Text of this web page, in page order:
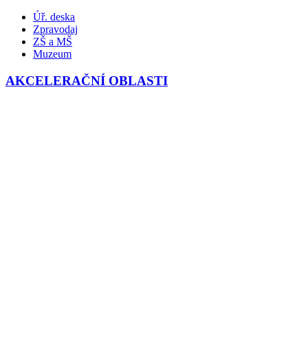
Úř. deska
Zpravodaj
ZŠ a MŠ
Muzeum
AKCELERAČNÍ OBLASTI